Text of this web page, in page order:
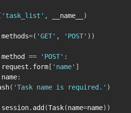
'task_list' , __name__ )
methods=( 'GET' , 'POST' ) )
method == 'POST' :
request . form [ 'name' ]
name:
( 'Task name is required.' )
session. add (Task(name=name) )